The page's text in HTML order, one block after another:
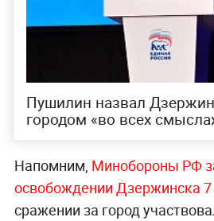
Пушилин назвал
городом «во всех
Напомним, Минобороны РФ
освобождении Дзержинска
сражении за город